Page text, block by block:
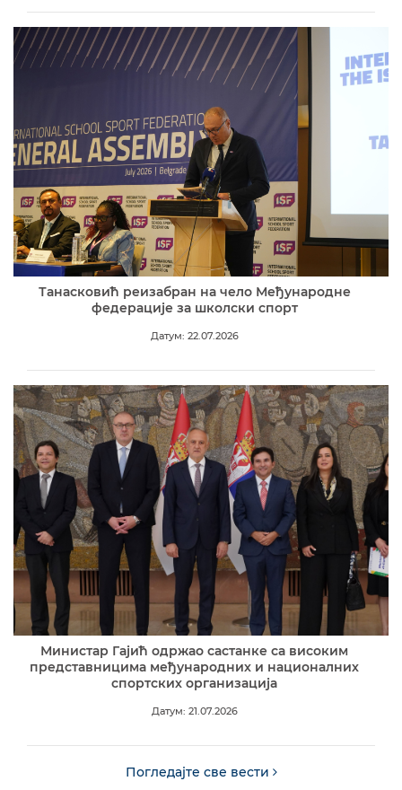
Танасковић реизабран на чело Међународне
федерације за школски спорт
Датум: 22.07.2026
Министар Гајић одржао састанке са високим
представницима међународних и националних
спортских организација
Датум: 21.07.2026
Погледајте све вести